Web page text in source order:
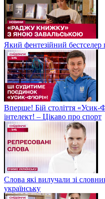
Який фентезійний бестселер
Вперше! Бій століття
інтелект! – Цікаво про спорт
Слова які вилучали зі
українську